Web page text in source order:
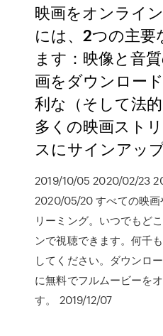
映画をオンライ
には、2つの主要
ます：映像と音
画をダウンロー
利な（そして法
多くの映画スト
スにサインアッ
2019/10/05 2020/02/23
2020/05/20 すべての映画
リーミング。いつでもど
ンで視聴できます。何千
してください。ダウンロ
に無料でフルムービーを
す。 2019/12/07